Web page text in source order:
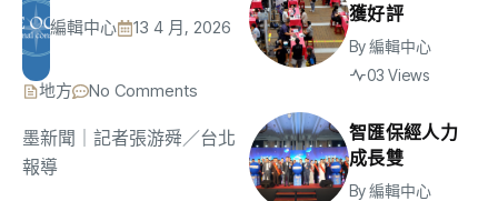
編輯中心 13 4 月, 2026
地方 No Comments
墨新聞 ｜記者張游舜／台北
報導
獲好評
By編輯中心
03 Views
智匯保經人力
成長雙
By編輯中心